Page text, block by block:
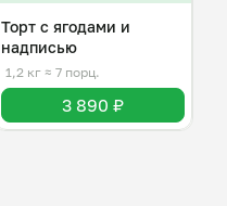
Торт с ягодами и
надписью
1,2 кг ≈ 7 порц.
3 890 ₽